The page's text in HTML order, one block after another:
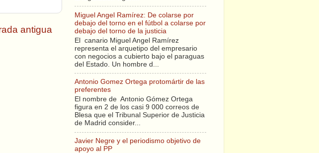
antigua
Miguel Angel Ramírez: De colarse por
debajo del torno en el fútbol a colarse por
debajo del torno de la justicia
El canario Miguel Angel Ramírez
representa el arquetipo del empresario
con negocios a cubierto bajo el paraguas
del Estado. Un hombre d...
Antonio Gomez Ortega protomártir de las
preferentes
El nombre de Antonio Gómez Ortega
figura en 2 de los casi 9 000 correos de
Blesa que el Tribunal Superior de Justicia
de Madrid consider...
Javier Negre y el periodismo objetivo de
apoyo al PP